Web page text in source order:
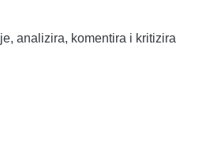
analizira, komentira i kritizira